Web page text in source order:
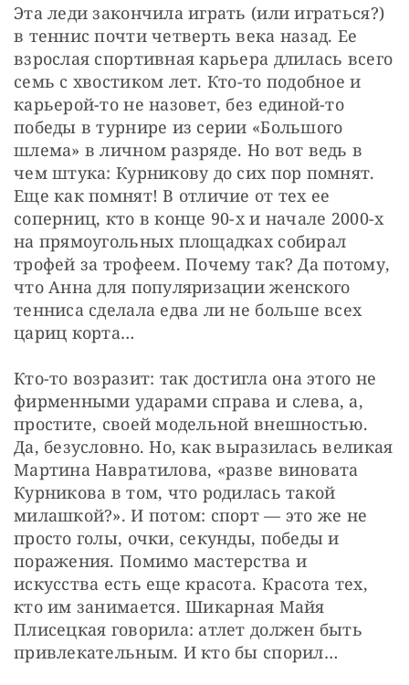
Эта леди закончила играть (или играться?)
в теннис почти четверть века назад. Ее
взрослая спортивная карьера длилась всего
семь с хвостиком лет. Кто-то подобное и
карьерой-то не назовет, без единой-то
победы в турнире из серии «Большого
шлема» в личном разряде. Но вот ведь в
чем штука: Курникову до сих пор помнят.
Еще как помнят! В отличие от тех ее
соперниц, кто в конце 90-х и начале 2000-х
на прямоугольных площадках собирал
трофей за трофеем. Почему так? Да потому,
что Анна для популяризации женского
тенниса сделала едва ли не больше всех
цариц корта…
Кто-то возразит: так достигла она этого не
фирменными ударами справа и слева, а,
простите, своей модельной внешностью.
Да, безусловно. Но, как выразилась великая
Мартина Навратилова, «разве виновата
Курникова в том, что родилась такой
милашкой?». И потом: спорт — это же не
просто голы, очки, секунды, победы и
поражения. Помимо мастерства и
искусства есть еще красота. Красота тех,
кто им занимается. Шикарная Майя
Плисецкая говорила: атлет должен быть
привлекательным. И кто бы спорил…